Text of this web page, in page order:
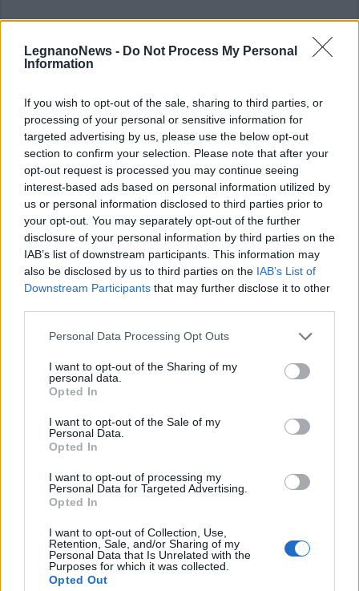
LegnanoNews - Do Not Process My Personal
Information
If you wish to opt-out of the sale, sharing to third parties, or
processing of your personal or sensitive information for
targeted advertising by us, please use the below opt-out
section to confirm your selection. Please note that after your
opt-out request is processed you may continue seeing
interest-based ads based on personal information utilized by
us or personal information disclosed to third parties prior to
your opt-out. You may separately opt-out of the further
disclosure of your personal information by third parties on the
IAB’s list of downstream participants. This information may
also be disclosed by us to third parties on the IAB’s List of
Downstream Participants that may further disclose it to other
Personal Data Processing Opt Outs
I want to opt-out of the Sharing of my
personal data.
Opted In
I want to opt-out of the Sale of my
Personal Data.
Opted In
I want to opt-out of processing my
Personal Data for Targeted Advertising.
Opted In
I want to opt-out of Collection, Use,
Retention, Sale, and/or Sharing of my
Personal Data that Is Unrelated with the
Purposes for which it was collected.
Opted Out
ALTRE NOTIZIE DI RHO
In via Moscova a Rho sorgerà un
Data Center: la Giunta Orlandi
adotta il piano attuativo